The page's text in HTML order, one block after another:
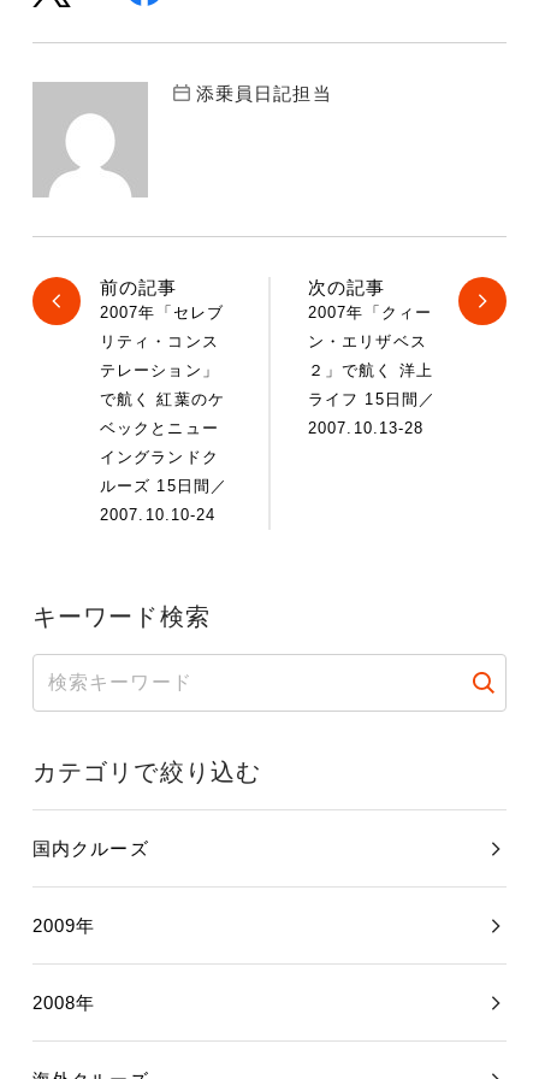
添乗員日記担当
前の記事
2007年「セレブ
リティ・コンス
テレーション」
で航く 紅葉のケ
ベックとニュー
イングランドク
ルーズ 15日間／
2007.10.10-24
次の記事
2007年「クィー
ン・エリザベス
２」で航く 洋上
ライフ 15日間／
2007.10.13-28
キーワード検索
カテゴリで絞り込む
国内クルーズ
2009年
2008年